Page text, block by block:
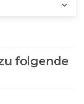
folgende